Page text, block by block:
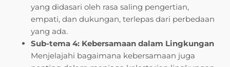
yang didasari oleh rasa saling pengertian,
empati, dan dukungan, terlepas dari perbedaan
yang ada.
Sub-tema 4: Kebersamaan dalam Lingkungan
Menjelajahi bagaimana kebersamaan juga